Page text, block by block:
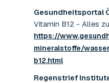
Gesundheitsportal
Vitamin B12 - Alles
https://
mineralstoffe/
b12.html
Regenstrief